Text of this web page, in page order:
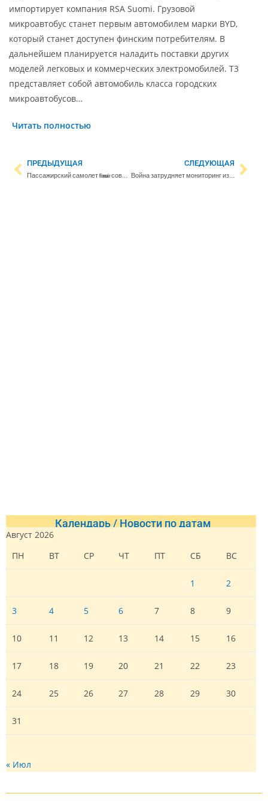
импортирует компания RSA Suomi. Грузовой
микроавтобус станет первым автомобилем марки BYD,
который станет доступен финским потребителям. В
дальнейшем планируется наладить поставки других
моделей легковых и коммерческих электромобилей. Т3
представляет собой автомобиль класса городских
микроавтобусов…
Читать полностью
ПРЕДЫДУЩАЯ
Пассажирский самолет Finnair совершил аварийную посадку в Копенгагене
СЛЕДУЮЩАЯ
Война затрудняет мониторинг изменения климата в Арктике
Календарь / Новости по датам
Август 2026
ПН
ВТ СР ЧТ ПТ СБ ВС
1 2
3 4 5 6 7 8 9
10 11 12 13 14 15 16
17 18 19 20 21 22 23
24 25 26 27 28 29 30
31
« Июл